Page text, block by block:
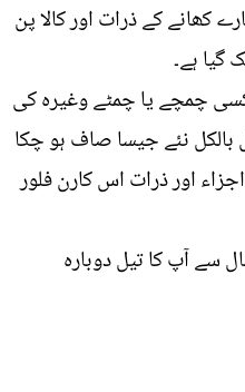
کھانے کے ذرات اور کالا پن
ہے۔
چمچے یا چمٹے وغیرہ کی
بالکل نئے جیسا صاف ہو چکا
اور ذرات اس کارن فلور
سے آپ کا تیل دوبارہ